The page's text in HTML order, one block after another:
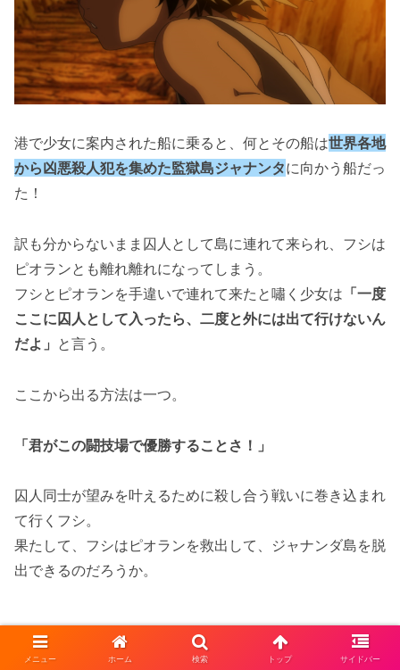
港で少女に案内された船に乗ると、何とその船は世界各地
から凶悪殺人犯を集めた監獄島ジャナンタに向かう船だっ
た！
訳も分からないまま囚人として島に連れて来られ、フシは
ピオランとも離れ離れになってしまう。
フシとピオランを手違いで連れて来たと嘯く少女は 「一度
ここに囚人として入ったら、二度と外には出て行けないん
だよ」 と言う。
ここから出る方法は一つ。
「君がこの闘技場で優勝することさ！」
囚人同士が望みを叶えるために殺し合う戦いに巻き込まれ
て行くフシ。
果たして、フシはピオランを救出して、ジャナンダ島を脱
出できるのだろうか。
メニュー ホーム 検索 トップ サイドバー